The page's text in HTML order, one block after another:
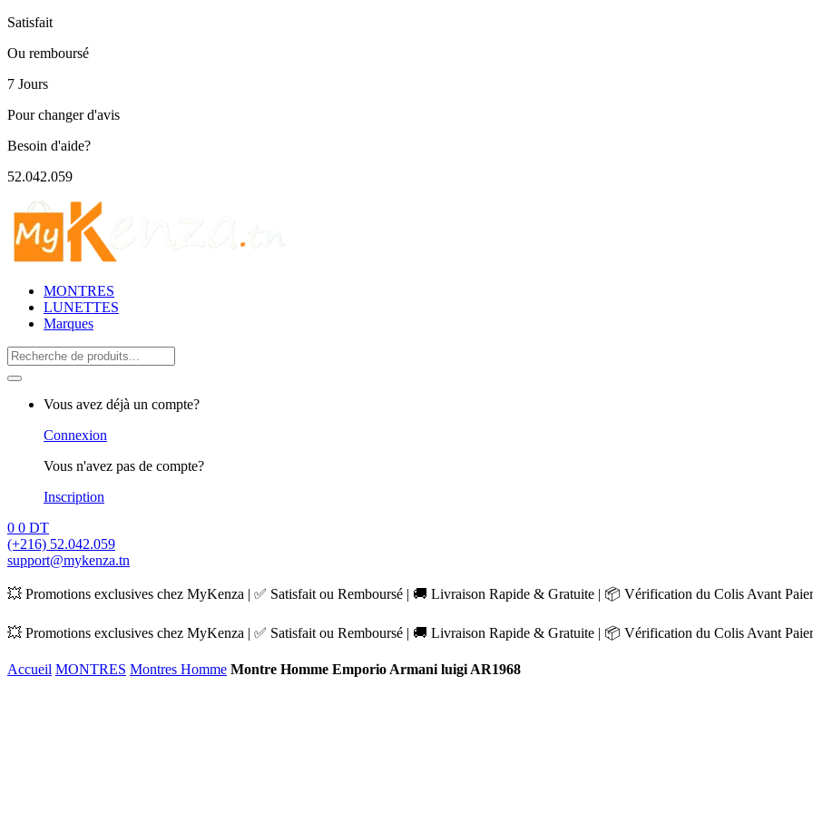
Satisfait
Ou remboursé
7 Jours
Pour changer d'avis
Besoin d'aide?
52.042.059
MONTRES
LUNETTES
Marques
Search
for:
Vous avez déjà un compte?
Connexion
Vous n'avez pas de compte?
Inscription
0 0 DT
(+216) 52.042.059
support@mykenza.tn
💥 Promotions exclusives chez MyKenza | ✅ Satisfait ou Remboursé | 🚚 Livraison Rapide & Gratuite | 📦 Vérification du Colis Avant
💥 Promotions exclusives chez MyKenza | ✅ Satisfait ou Remboursé | 🚚 Livraison Rapide & Gratuite | 📦 Vérification du Colis Avant
Accueil MONTRES Montres Homme Montre Homme Emporio Armani luigi AR1968